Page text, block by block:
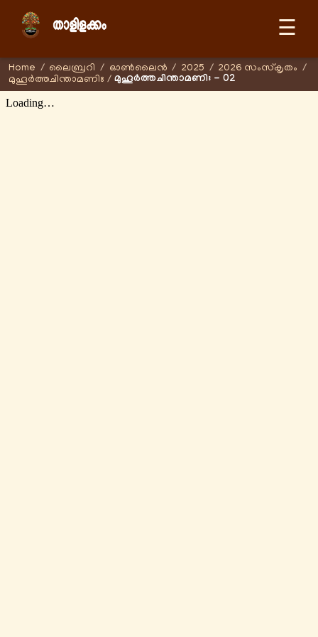
☰
Home / ലൈബ്രറി / ഓണ്‍ലൈന്‍ / 2025 / 2026 സംസ്കൃതം /
മുഹൂർത്തചിന്താമണിഃ / മുഹൂർത്തചിന്താമണിഃ - 02